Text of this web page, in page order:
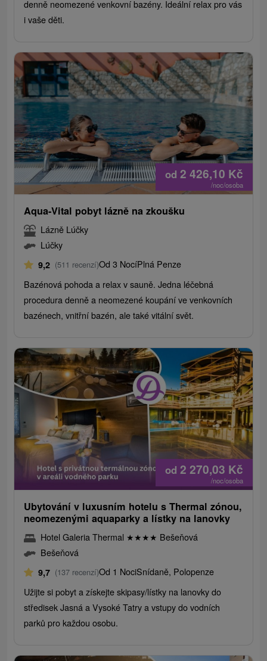
denně neomezené venkovní bazény. Ideální relax pro vás
i vaše děti.
od 2 426,10 Kč
/noc/osoba
Aqua-Vital pobyt lázně na zkoušku
Lázně Lúčky
Lúčky
9,2 (511 recenzí)Od 3 NocíPlná Penze
Bazénová pohoda a relax v sauně. Jedna léčebná
procedura denně a neomezené koupání ve venkovních
bazénech, vnitřní bazén, ale také vitální svět.
od 2 270,03 Kč
/noc/osoba
Ubytování v luxusním hotelu s Thermal zónou,
neomezenými aquaparky a lístky na lanovky
Hotel Galeria Thermal ★★★★ Bešeňová
Bešeňová
9,7 (137 recenzí)Od 1 NociSnídaně, Polopenze
Užijte si pobyt a získejte skipasy/lístky na lanovky do
středisek Jasná a Vysoké Tatry a vstupy do vodních
parků pro každou osobu.